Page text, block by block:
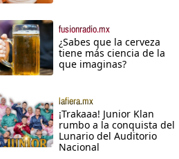
fusionradio.mx
¿Sabes que la cerveza
tiene más ciencia de la
que imaginas?
lafiera.mx
¡Trakaaa! Junior Klan
rumbo a la conquista del
Lunario del Auditorio
Nacional